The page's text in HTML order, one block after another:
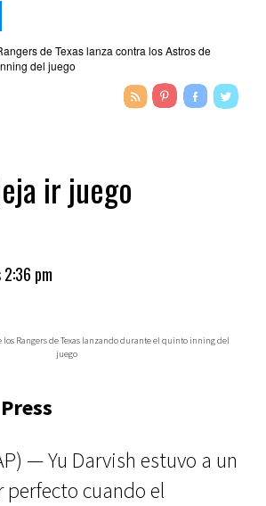
ir juego
pm
los Rangers de Texas lanzando durante el quinto inning del
juego
— Yu Darvish estuvo a un
perfecto cuando el